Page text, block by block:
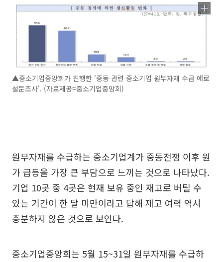
▲중소기업중앙회가 진행한 '중동 관련 중소기업 원부자재 수급 애로
설문조사'. (자료제공=중소기업중앙회)
원부자재를 수급하는 중소기업계가 중동전쟁 이후 원
가 급등을 가장 큰 부담으로 느끼는 것으로 나타났다.
기업 10곳 중 4곳은 현재 보유 중인 재고로 버틸 수
있는 기간이 한 달 미만이라고 답해 재고 여력 역시
충분하지 않은 것으로 보인다.
중소기업중앙회는 5월 15~31일 원부자재를 수급하